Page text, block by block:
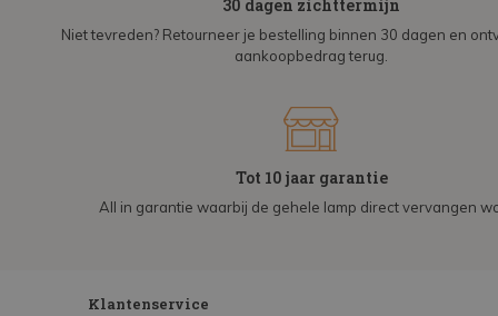
30 dagen zichttermijn
Niet tevreden? Retourneer je bestelling binnen 30 dagen en
aankoopbedrag terug.
Tot 10 jaar garantie
All in garantie waarbij de gehele lamp direct vervangen
Klantenservice